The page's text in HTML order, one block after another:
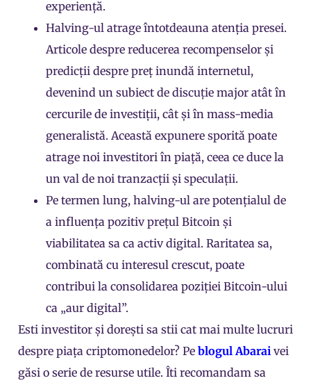
experiență.
Halving-ul atrage întotdeauna atenția presei.
Articole despre reducerea recompenselor și
predicții despre preț inundă internetul,
devenind un subiect de discuție major atât în
cercurile de investiții, cât și în mass-media
generalistă. Această expunere sporită poate
atrage noi investitori în piață, ceea ce duce la
un val de noi tranzacții și speculații.
Pe termen lung, halving-ul are potențialul de
a influența pozitiv prețul Bitcoin și
viabilitatea sa ca activ digital. Raritatea sa,
combinată cu interesul crescut, poate
contribui la consolidarea poziției Bitcoin-ului
ca „aur digital”.
Esti investitor și dorești sa stii cat mai multe lucruri
despre piața criptomonedelor? Pe blogul Abarai vei
găsi o serie de resurse utile. Îti recomandam sa